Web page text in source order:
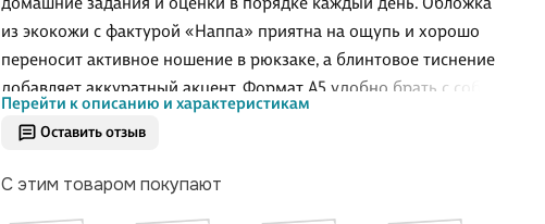
Оставить отзыв
из экокожи с фактурой «Наппа» приятна на ощупь и хорошо
переносит активное ношение в рюкзаке, а блинтовое тиснение
добавляет аккуратный акцент. Формат А5 удобно брать с собой,
мягкий переплёт не утяжеляет портфель. Сшивка делает блок
надёжным и позволяет дневнику раскрываться ровно.
Поставляется в индивидуальной упаковке.
Перейти к описанию и характеристикам
С этим товаром покупают